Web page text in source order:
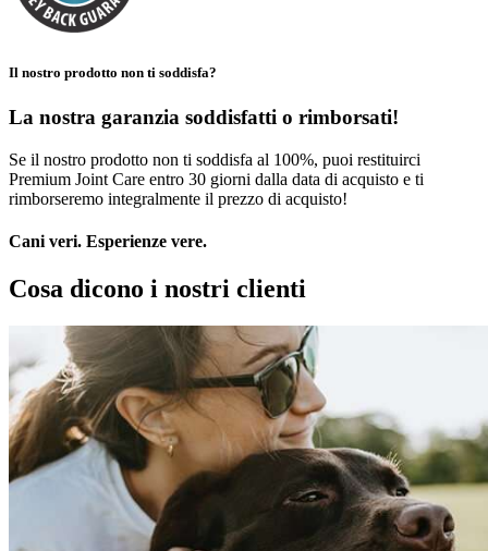
Il nostro prodotto non ti soddisfa?
La nostra garanzia soddisfatti o rimborsati!
Se il nostro prodotto non ti soddisfa al 100%, puoi restituirci
Premium Joint Care entro 30 giorni dalla data di acquisto e ti
rimborseremo integralmente il prezzo di acquisto!
Cani veri. Esperienze vere.
Cosa dicono i nostri clienti